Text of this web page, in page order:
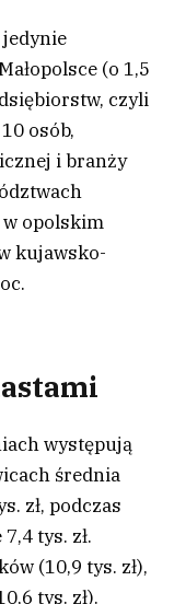
(o 1,5
czyli
osób,
i branży
w opolskim
kujawsko-
występują
średnia
zł, podczas
tys. zł.
(10,9 tys. zł),
tys. zł).